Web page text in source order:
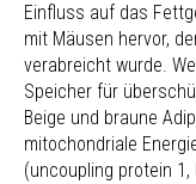
Einfluss auf das
mit Mäusen hervor,
verabreicht wurde.
Speicher für
Beige und braune
mitochondriale
(uncoupling protein 1,